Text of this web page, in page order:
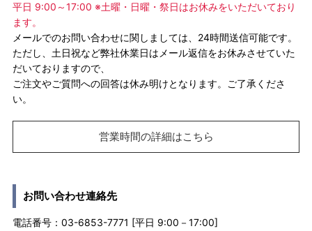
平日 9:00～17:00 ※土曜・日曜・祭日はお休みをいただいており
ます。
メールでのお問い合わせに関しましては、24時間送信可能です。
ただし、土日祝など弊社休業日はメール返信をお休みさせていた
だいておりますので、
ご注文やご質問への回答は休み明けとなります。ご了承くださ
い。
営業時間の詳細はこちら
お問い合わせ連絡先
電話番号：03-6853-7771 [平日 9:00－17:00]